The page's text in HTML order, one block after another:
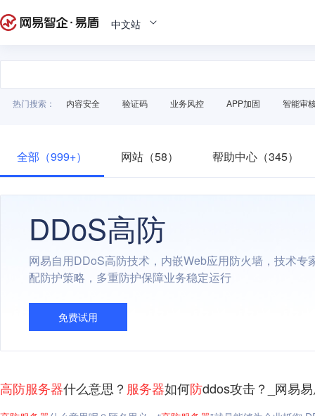
中文站
热门搜索： 内容安全 验证码 业务风控 APP加固 智能审
全部（999+） 网站（58） 帮助中心（345）
DDoS高防
网易自用DDoS高防技术，内嵌Web应用防火墙，技术专
配防护策略，多重防护保障业务稳定运行
免费试用
高防服务器什么意思？ 服务器如何防ddos攻击？_网易